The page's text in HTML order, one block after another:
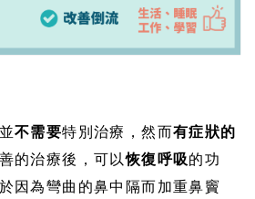
不需要特別治療，然而有症狀的
的治療後，可以恢復呼吸的功
因為彎曲的鼻中隔而加重鼻竇